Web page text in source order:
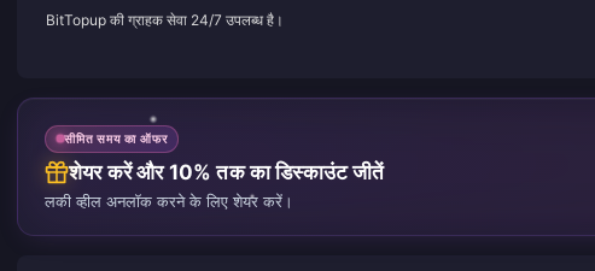
BitTopup की ग्राहक सेवा 24/7 उपलब्ध है।
सीमित समय का ऑफर
शेयर करें और 10% तक का डिस्काउंट जीतें
लकी व्हील अनलॉक करने के लिए शेयर करें।